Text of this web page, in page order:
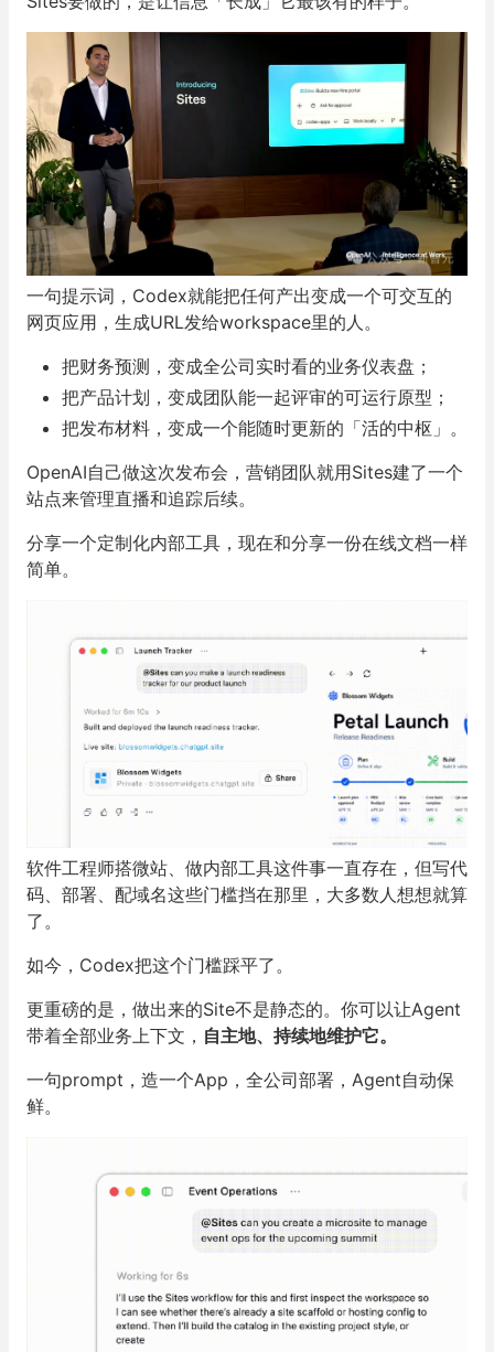
当AI帮你做出有价值的东西，你总得把它硬塞进一个文
档、一张表、一套PPT里。
可这些格式，是为「写作」和「演示」优化的，
不是为
「理解」优化的。
Sites要做的，是让信息「长成」它最该有的样子。
网页应用，生成URL发给workspace里的人。
把发布材料，变成一个能随时更新的「活的中枢」。
OpenAI自己做这次发布会，营销团队就用Sites建了一个
站点来管理直播和追踪后续。
分享一个定制化内部工具，现在和分享一份在线文档一样
软件工程师搭微站、做内部工具这件事一直存在，但写代
码、部署、配域名这些门槛挡在那里，大多数人想想就算
如今，Codex把这个门槛踩平了。
更重磅的是，做出来的Site不是静态的。你可以让Agent
带着全部业务上下文，
一句prompt，造一个App，全公司部署，Agent自动保